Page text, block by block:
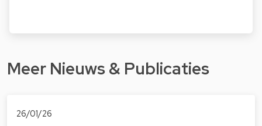
Meer Nieuws & Publicaties
26/01/26